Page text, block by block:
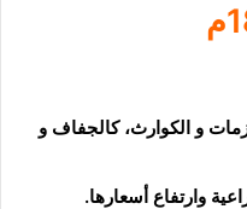
و الكوارث،كالجفاف و
وارتفاع أسعارها.